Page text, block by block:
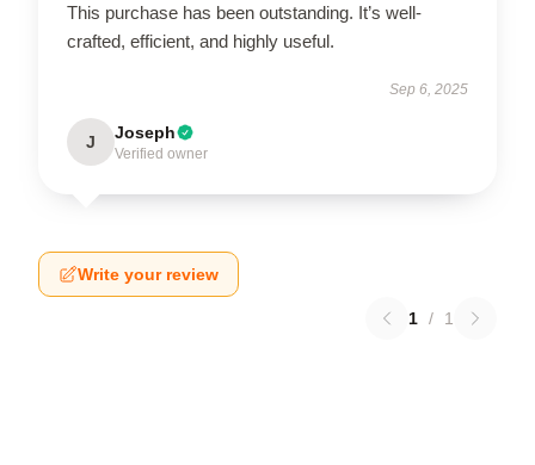
This purchase has been outstanding. It’s well-
crafted, efficient, and highly useful.
Sep 6, 2025
J Joseph
Verified owner
Write your review
1 / 1